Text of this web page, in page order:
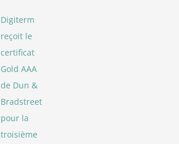
Digiterm
reçoit le
certificat
Gold AAA
de Dun &
Bradstreet
pour la
troisième